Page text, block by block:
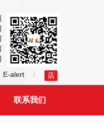
E-alert 店
联系我们